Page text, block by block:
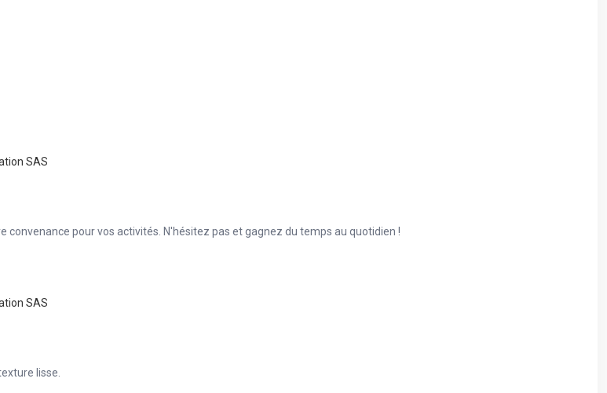
pour vos activités. N'hésitez pas et gagnez du temps au quotidien !
lisse.